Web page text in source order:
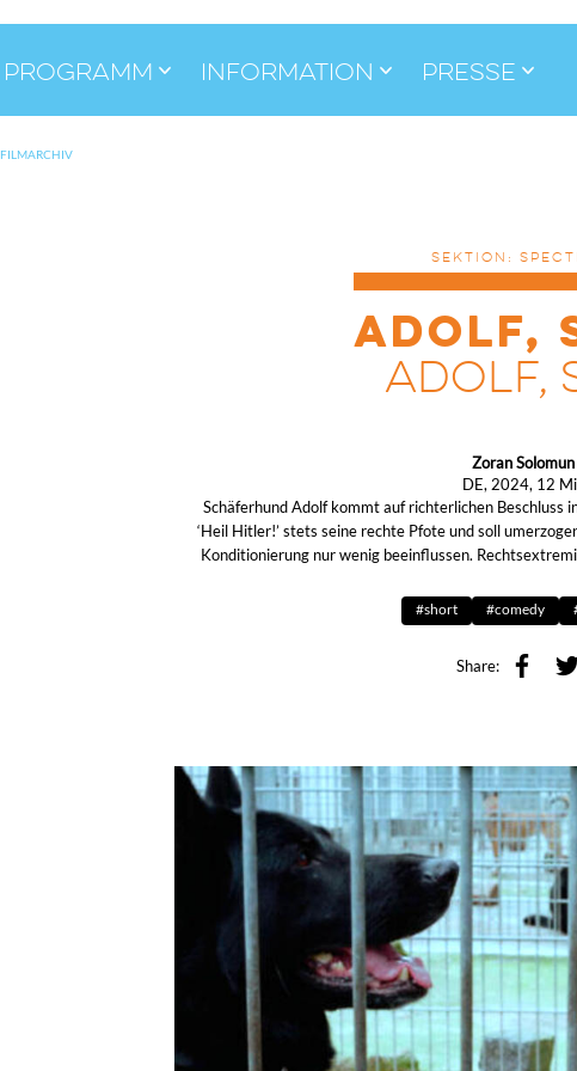
Programm Information Presse
FILMARCHIV
SEKTION:
ADOLF,
ADOLF,
Zoran Solomun
DE, 2024, 12
Schäferhund Adolf kommt auf richterlichen Beschluss
‘Heil Hitler!’ stets seine rechte Pfote und soll
Konditionierung nur wenig beeinflussen.
#short #comedy
Share: